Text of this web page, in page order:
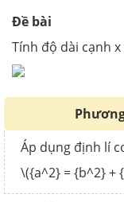
Đề bài
Tính độ dài cạnh
Áp dụng định lí
\({a^2} = {b^2} +